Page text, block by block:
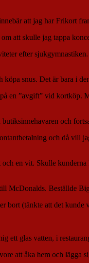
att jag har Frikort
att skulle jag tappa
efter sjukgymnastiken.
snus. Det är bara i
en ”avgift” vid kortköp.
och
och då
en vit. Skulle
McDonalds. Beställde
bort (tänkte att det
ett glas vatten, i
att åka hem och lägga